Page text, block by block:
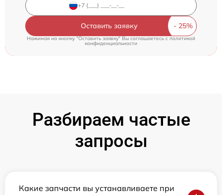
Оставить заявку
Нажимая на кнопку "Оставить заявку" Вы соглашаетесь cполитикой
конфиденциальности
Разбираем частые
запросы
Какие запчасти вы устанавливаете при